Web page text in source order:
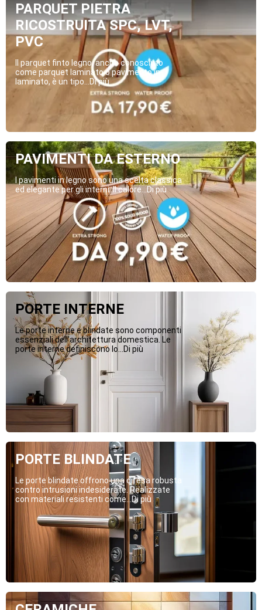
PARQUET PIETRA
RICOSTRUITA SPC, LVT,
PVC
Il parquet finto legno, anche conosciuto
come parquet laminato o pavimento in
laminato, è un tipo...Di più
PAVIMENTI DA ESTERNO
I pavimenti in legno sono una scelta classica
ed elegante per gli interni. Il calore...Di più
PORTE INTERNE
Le porte interne e blindate sono componenti
essenziali dell’architettura domestica. Le
porte interne definiscono lo...Di più
PORTE BLINDATE
Le porte blindate offrono una difesa robusta
contro intrusioni indesiderate. Realizzate
con materiali resistenti come...Di più